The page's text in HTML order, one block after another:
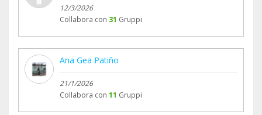
12/3/2026
Collabora con 31 Gruppi
Ana Gea Patiño
21/1/2026
Collabora con 11 Gruppi